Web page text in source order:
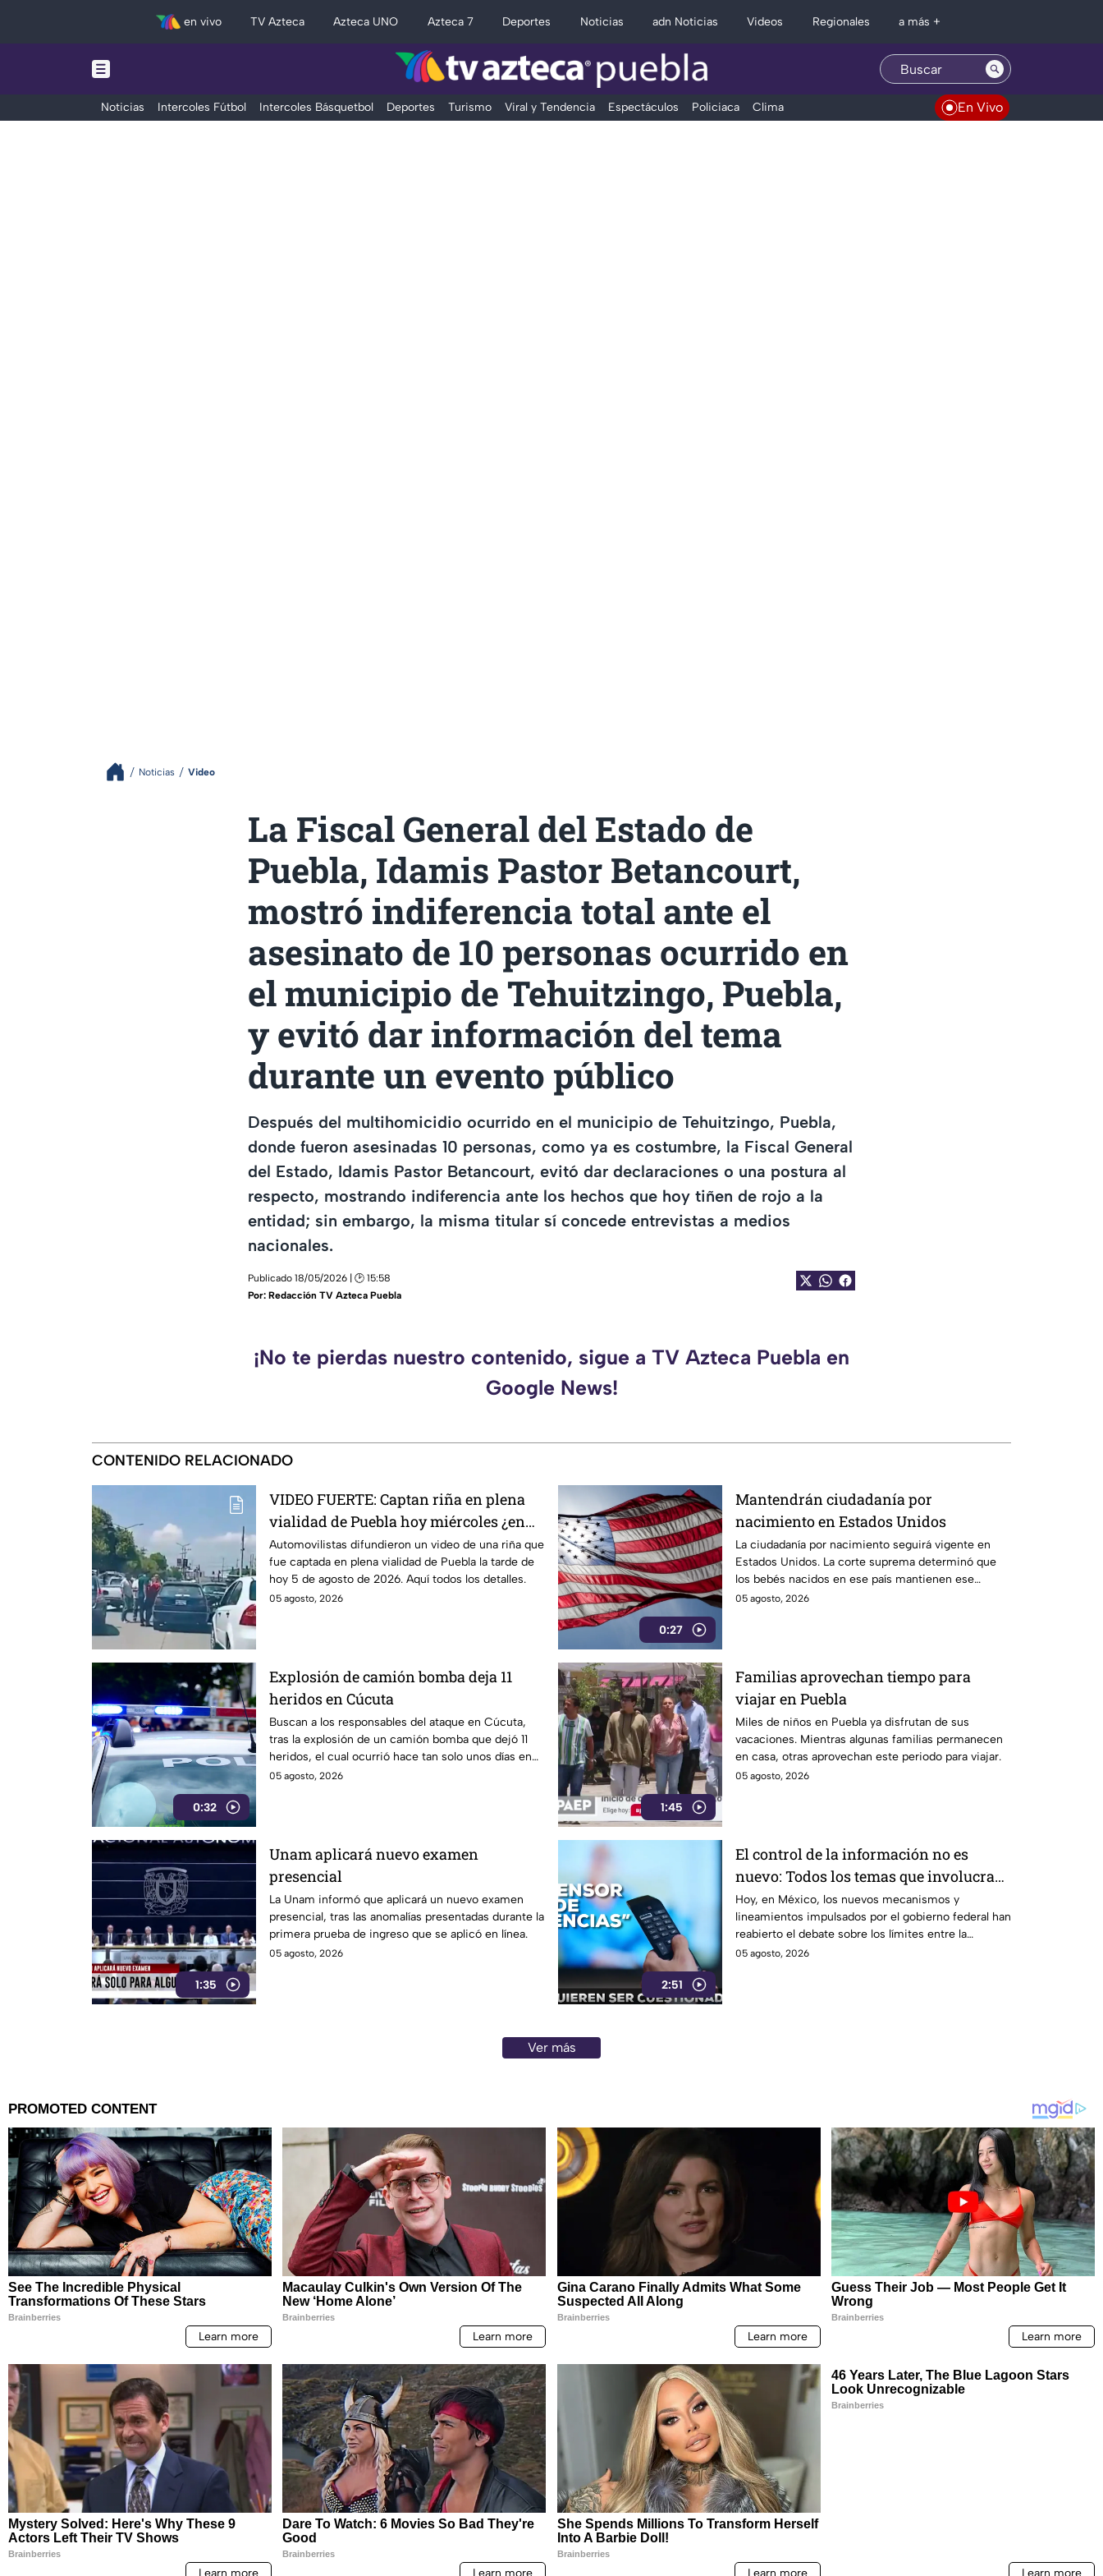
en vivo TV Azteca Azteca UNO Azteca 7 Deportes Noticias adn Noticias Videos Regionales a más +
Noticias Intercoles Fútbol Intercoles Básquetbol Deportes Turismo Viral y Tendencia Espectáculos Policiaca Clima En Vivo
Noticias Video
La Fiscal General del Estado de
Puebla, Idamis Pastor Betancourt,
mostró indiferencia total ante el
asesinato de 10 personas ocurrido en
el municipio de Tehuitzingo, Puebla,
y evitó dar información del tema
durante un evento público
Después del multihomicidio ocurrido en el municipio de Tehuitzingo, Puebla,
donde fueron asesinadas 10 personas, como ya es costumbre, la Fiscal General
del Estado, Idamis Pastor Betancourt, evitó dar declaraciones o una postura al
respecto, mostrando indiferencia ante los hechos que hoy tiñen de rojo a la
entidad; sin embargo, la misma titular sí concede entrevistas a medios
nacionales.
Publicado 18/05/2026 | 🕑 15:58
Por: Redacción TV Azteca Puebla
¡No te pierdas nuestro contenido, sigue a TV Azteca Puebla en
Google News!
CONTENIDO RELACIONADO
VIDEO FUERTE: Captan riña en plena
vialidad de Puebla hoy miércoles ¿en
dónde ocurrió?
Automovilistas difundieron un video de una riña que
fue captada en plena vialidad de Puebla la tarde de
hoy 5 de agosto de 2026. Aquí todos los detalles.
05 agosto, 2026
0:27
Mantendrán ciudadanía por
nacimiento en Estados Unidos
La ciudadanía por nacimiento seguirá vigente en
Estados Unidos. La corte suprema determinó que
los bebés nacidos en ese país mantienen ese
derecho.
05 agosto, 2026
0:32
Explosión de camión bomba deja 11
heridos en Cúcuta
Buscan a los responsables del ataque en Cúcuta,
tras la explosión de un camión bomba que dejó 11
heridos, el cual ocurrió hace tan solo unos días en
Colombia.
05 agosto, 2026
1:45
Familias aprovechan tiempo para
viajar en Puebla
Miles de niños en Puebla ya disfrutan de sus
vacaciones. Mientras algunas familias permanecen
en casa, otras aprovechan este periodo para viajar.
05 agosto, 2026
1:35
Unam aplicará nuevo examen
presencial
La Unam informó que aplicará un nuevo examen
presencial, tras las anomalías presentadas durante la
primera prueba de ingreso que se aplicó en línea.
05 agosto, 2026
2:51
El control de la información no es
nuevo: Todos los temas que involucran
la corrupción, las complicidades con el
crimen organizado y el narcopartido de
Morena se censuran bajo la etiqueta de
seguridad nacional.
Hoy, en México, los nuevos mecanismos y
lineamientos impulsados por el gobierno federal han
reabierto el debate sobre los límites entre la
regulación y la libertad de expresión.
05 agosto, 2026
Ver más